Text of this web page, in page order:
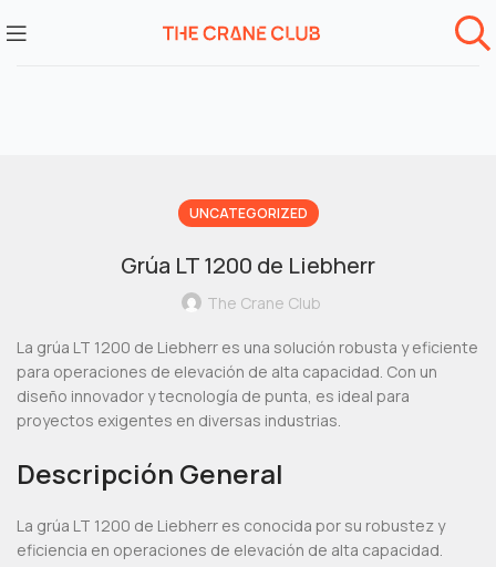
UNCATEGORIZED
Grúa LT 1200 de Liebherr
The Crane Club
La grúa LT 1200 de Liebherr es una solución robusta y eficiente
para operaciones de elevación de alta capacidad. Con un
diseño innovador y tecnología de punta, es ideal para
proyectos exigentes en diversas industrias.
Descripción General
La grúa LT 1200 de Liebherr es conocida por su robustez y
eficiencia en operaciones de elevación de alta capacidad.